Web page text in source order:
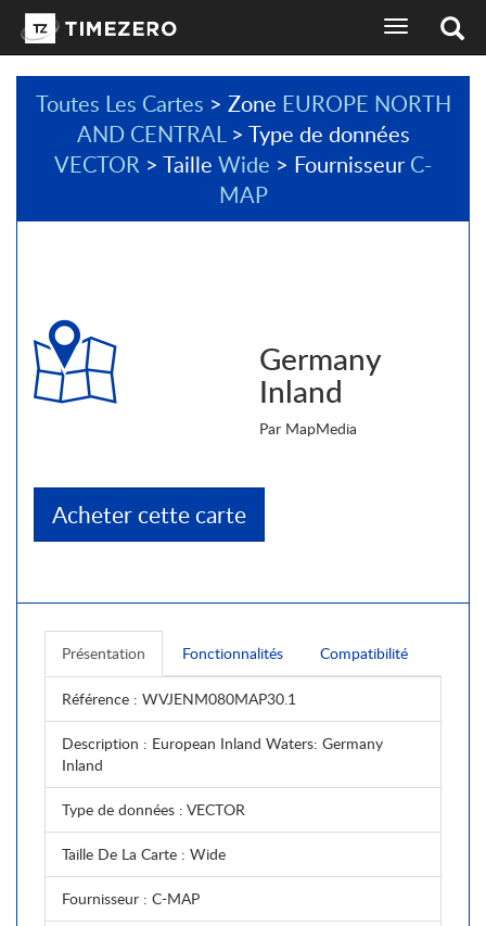
basculer
l'affichage
de
la
navigation
sélecteur
de
langues
Toutes Les Cartes > Zone EUROPE NORTH
AND CENTRAL> Type de données
VECTOR > Taille Wide > Fournisseur C-
MAP
Germany
Inland
Par MapMedia
Acheter cette carte
Présentation Fonctionnalités Compatibilité
Référence : WVJENM080MAP30.1
Description : European Inland Waters: Germany
Inland
Type de données : VECTOR
Taille De La Carte : Wide
Fournisseur : C-MAP